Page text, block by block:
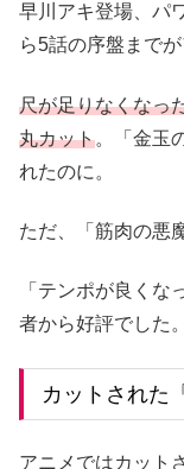
早川アキ登場、パ
ら5話の序盤までが
尺が足りなくなっ
丸カット。「金玉
れたのに。
ただ、「筋肉の悪
「テンポが良く
者から好評でした。
カットされた
アニメではカット